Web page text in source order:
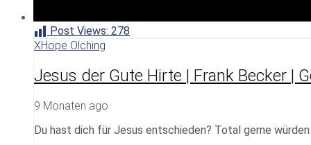
Post Views: 278
XHope Olching
Jesus der Gute Hirte | Frank Becker |
9 Monaten ago
Du hast dich für Jesus entschieden? Total gerne